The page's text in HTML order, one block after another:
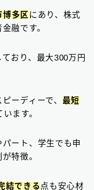
博多区 にあり、株式
融です。
おり、最大300万円
ーディーで、 最短
ます。
ート、学生でも申
特徴。
結できる 点も安心材